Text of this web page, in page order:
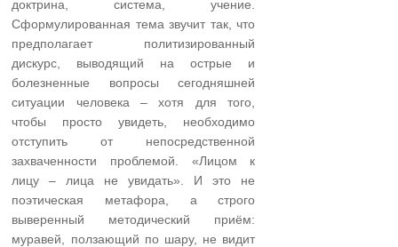
доктрина, система, учение.
Сформулированная тема звучит так, что
предполагает политизированный
дискурс, выводящий на острые и
болезненные вопросы сегодняшней
ситуации человека – хотя для того,
чтобы просто увидеть, необходимо
отступить от непосредственной
захваченности проблемой. «Лицом к
лицу – лица не увидать». И это не
поэтическая метафора, а строго
выверенный методический приём:
муравей, ползающий по шару, не видит